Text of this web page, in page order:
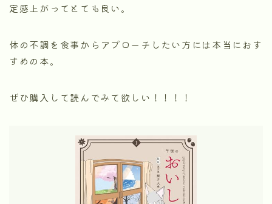
定感上がってとても良い。
体の不調を食事からアプローチしたい方には本当におす
すめの本。
ぜひ購入して読んでみて欲しい！！！！